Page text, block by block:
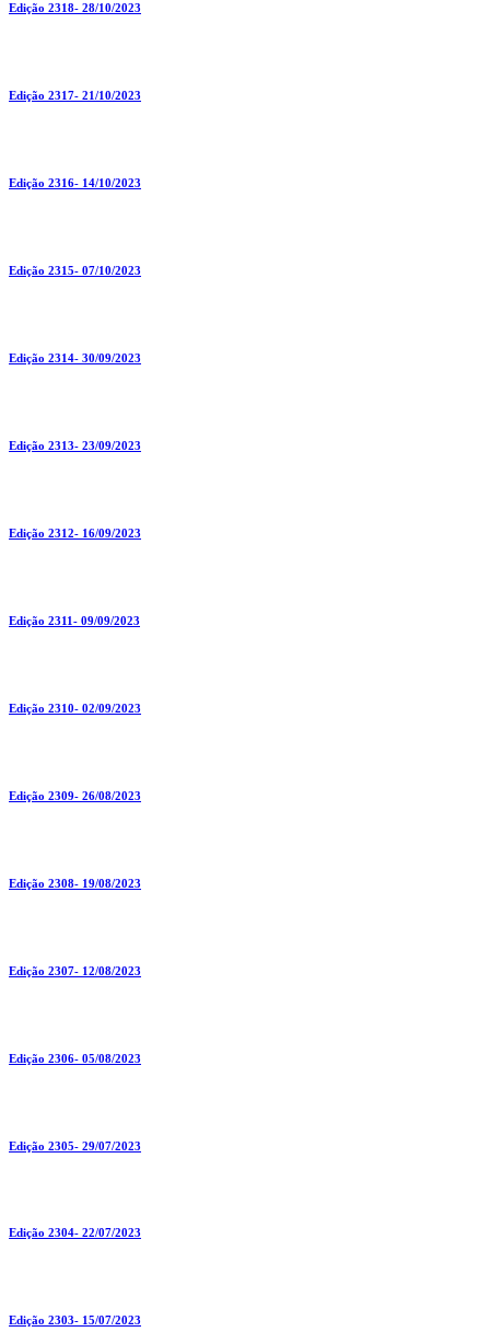
Edição 2318- 28/10/2023
Edição 2317- 21/10/2023
Edição 2316- 14/10/2023
Edição 2315- 07/10/2023
Edição 2314- 30/09/2023
Edição 2313- 23/09/2023
Edição 2312- 16/09/2023
Edição 2311- 09/09/2023
Edição 2310- 02/09/2023
Edição 2309- 26/08/2023
Edição 2308- 19/08/2023
Edição 2307- 12/08/2023
Edição 2306- 05/08/2023
Edição 2305- 29/07/2023
Edição 2304- 22/07/2023
Edição 2303- 15/07/2023